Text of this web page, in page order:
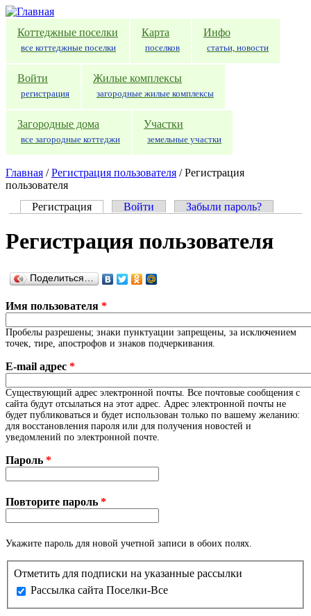
Перейти к основному содержанию
Коттеджные поселки
все коттеджные поселки
Карта
поселков
Инфо
статьи, новости
Войти
регистрация
Жилые комплексы
загородные жилые комплексы
Загородные дома
все загородные коттеджи
Участки
земельные участки
Главная / Регистрация пользователя /Регистрация
пользователя
Регистрация (активная вкладка)
Войти Забыли пароль?
Регистрация пользователя
Поделиться…
Имя пользователя *
Пробелы разрешены; знаки пунктуации запрещены, за исключением
точек, тире, апострофов и знаков подчеркивания.
E-mail адрес *
Существующий адрес электронной почты. Все почтовые сообщения с
сайта будут отсылаться на этот адрес. Адрес электронной почты не
будет публиковаться и будет использован только по вашему желанию:
для восстановления пароля или для получения новостей и
уведомлений по электронной почте.
Пароль *
Повторите пароль *
Укажите пароль для новой учетной записи в обоих полях.
Отметить для подписки на указанные рассылки
Рассылка сайта Поселки-Все